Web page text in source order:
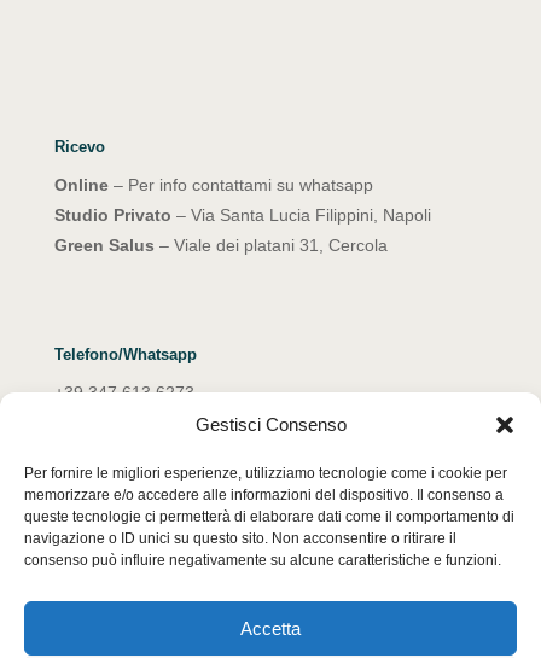
Gestisci Consenso
Per fornire le migliori esperienze, utilizziamo tecnologie come i cookie per
memorizzare e/o accedere alle informazioni del dispositivo. Il consenso a
queste tecnologie ci permetterà di elaborare dati come il comportamento di
navigazione o ID unici su questo sito. Non acconsentire o ritirare il
consenso può influire negativamente su alcune caratteristiche e funzioni.
Accetta
Ricevo
Online– Per info contattami su whatsapp
Studio Privato – Via Santa Lucia Filippini, Napoli
Green Salus – Viale dei platani 31, Cercola
Telefono/Whatsapp
+39 347 613 6273
emanuelarocco@yahoo.it